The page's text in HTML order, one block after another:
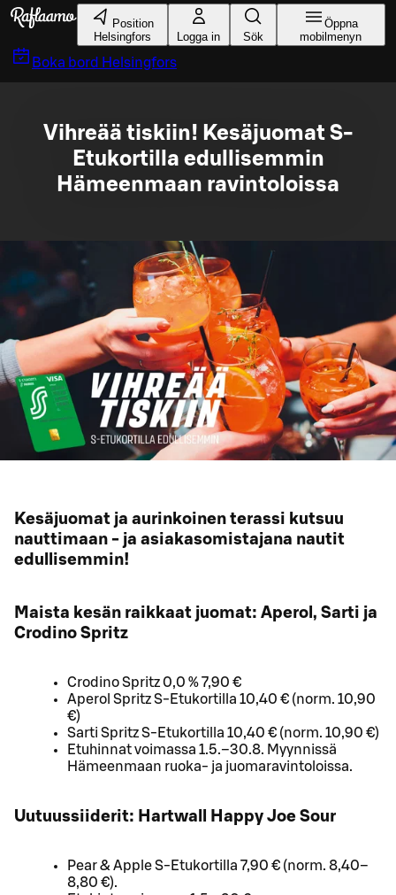
Gå till huvudinnehållet
Position
Helsingfors
Logga in Sök
Öppna
mobilmenyn
Boka bord Helsingfors
Vihreää tiskiin! Kesäjuomat S-
Etukortilla edullisemmin
Hämeenmaan ravintoloissa
Kesäjuomat ja aurinkoinen terassi kutsuu
nauttimaan - ja asiakasomistajana nautit
edullisemmin!
Maista kesän raikkaat juomat: Aperol, Sarti ja
Crodino Spritz
Crodino Spritz 0,0 % 7,90 €
Aperol Spritz S-Etukortilla 10,40 € (norm. 10,90
€)
Sarti Spritz S-Etukortilla 10,40 € (norm. 10,90 €)
Etuhinnat voimassa 1.5.–30.8. Myynnissä
Hämeenmaan ruoka- ja juomaravintoloissa.
Uutuussiiderit: Hartwall Happy Joe Sour
Pear & Apple S-Etukortilla 7,90 € (norm. 8,40–
8,80 €).